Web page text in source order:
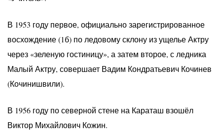
В 1953 году первое, официально зарегистрированное
восхождение (1б) по ледовому склону из ущелье Актру
через «зеленую гостиницу», а затем второе, с ледника
Малый Актру, совершает Вадим Кондратьевич Кочинев
(Кочинишвили).
В 1956 году по северной стене на Караташ взошёл
Виктор Михайлович Кожин.